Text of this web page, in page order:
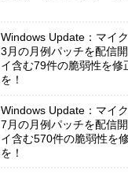
Windows Update：マイ
3月の月例パッチを配信
イ含む79件の脆弱性を修
を！
Windows Update：マイ
7月の月例パッチを配信
イ含む570件の脆弱性を
を！